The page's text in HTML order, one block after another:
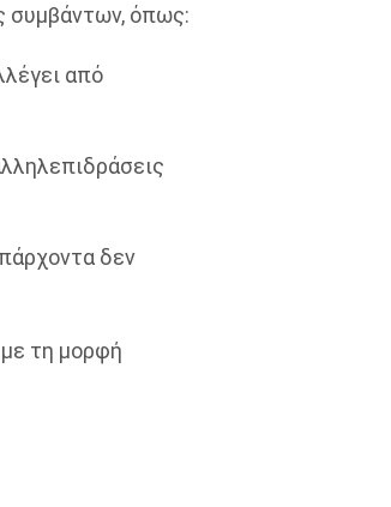
συμβάντων, όπως:
από
δεν
τη μορφή